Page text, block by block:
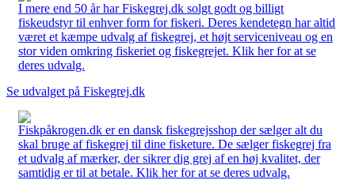
I mere end 50 år har Fiskegrej.dk solgt godt og billigt
fiskeudstyr til enhver form for fiskeri. Deres kendetegn har altid
været et kæmpe udvalg af fiskegrej, et højt serviceniveau og en
stor viden omkring fiskeriet og fiskegrejet. Klik her for at se
deres udvalg.
Se udvalget på Fiskegrej.dk
Fiskpåkrogen.dk er en dansk fiskegrejsshop der sælger alt du
skal bruge af fiskegrej til dine fisketure. De sælger fiskegrej fra
et udvalg af mærker, der sikrer dig grej af en høj kvalitet, der
samtidig er til at betale. Klik her for at se deres udvalg.